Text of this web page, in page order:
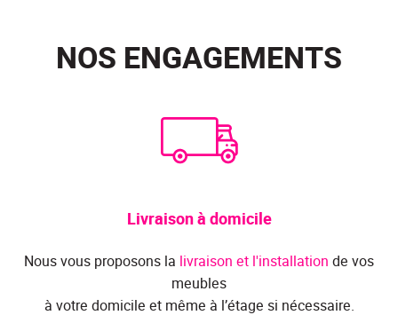
NOS ENGAGEMENTS
Livraison à domicile
Nous vous proposons la livraison et l'installation de vos
meubles
à votre domicile et même à l’étage si nécessaire.